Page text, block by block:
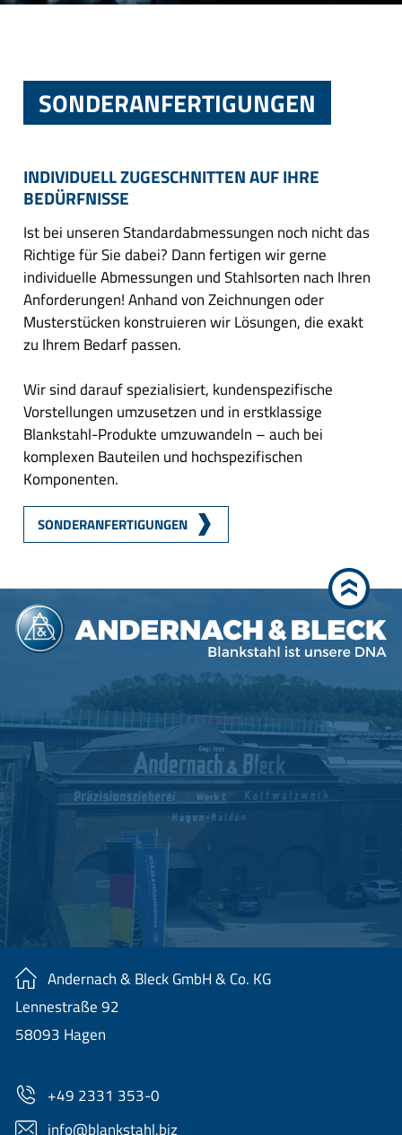
SONDERANFERTIGUNGEN
INDIVIDUELL ZUGESCHNITTEN AUF IHRE
BEDÜRFNISSE
Ist bei unseren Standardabmessungen noch nicht das
Richtige für Sie dabei? Dann fertigen wir gerne
individuelle Abmessungen und Stahlsorten nach Ihren
Anforderungen! Anhand von Zeichnungen oder
Musterstücken konstruieren wir Lösungen, die exakt
zu Ihrem Bedarf passen.
Wir sind darauf spezialisiert, kundenspezifische
Vorstellungen umzusetzen und in erstklassige
Blankstahl-Produkte umzuwandeln – auch bei
komplexen Bauteilen und hochspezifischen
Komponenten.
SONDERANFERTIGUNGEN
Andernach & Bleck GmbH & Co. KG
Lennestraße 92
58093 Hagen
+49 2331 353-0
nf
bl nkst hl bz